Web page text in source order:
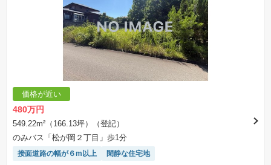
価格が近い
480万円
549.22m²（166.13坪）（登記）
のみバス「松が岡２丁目」歩1分
接面道路の幅が６m以上 閑静な住宅地